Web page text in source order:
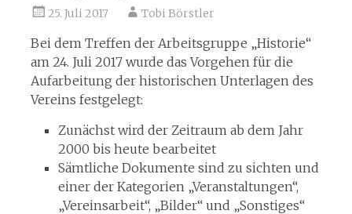
25. Juli 2017 Tobi Börstler
Bei dem Treffen der Arbeitsgruppe „Historie“
am 24. Juli 2017 wurde das Vorgehen für die
Aufarbeitung der historischen Unterlagen des
Vereins festgelegt:
Zunächst wird der Zeitraum ab dem Jahr
2000 bis heute bearbeitet
Sämtliche Dokumente sind zu sichten und
einer der Kategorien „Veranstaltungen“,
„Vereinsarbeit“, „Bilder“ und „Sonstiges“